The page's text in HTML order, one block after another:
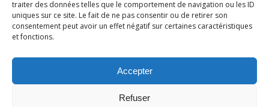
traiter des données telles que le comportement de navigation ou les ID
uniques sur ce site. Le fait de ne pas consentir ou de retirer son
consentement peut avoir un effet négatif sur certaines caractéristiques
et fonctions.
Accepter
Refuser